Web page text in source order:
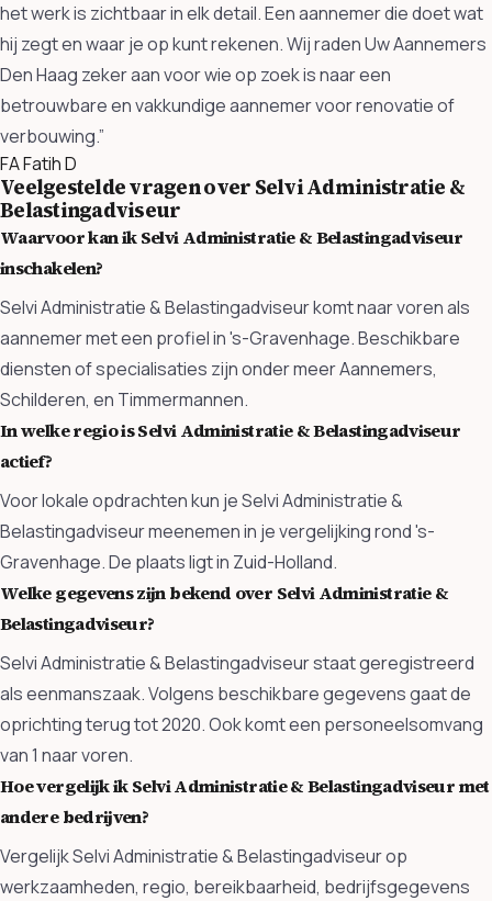
het werk is zichtbaar in elk detail. Een aannemer die doet wat
hij zegt en waar je op kunt rekenen. Wij raden Uw Aannemers
Den Haag zeker aan voor wie op zoek is naar een
betrouwbare en vakkundige aannemer voor renovatie of
verbouwing.”
FAFatih D
Veelgestelde vragen over Selvi Administratie &
Belastingadviseur
Waarvoor kan ik Selvi Administratie & Belastingadviseur
inschakelen?
Selvi Administratie & Belastingadviseur komt naar voren als
aannemer met een profiel in 's-Gravenhage. Beschikbare
diensten of specialisaties zijn onder meer Aannemers,
Schilderen, en Timmermannen.
In welke regio is Selvi Administratie & Belastingadviseur
actief?
Voor lokale opdrachten kun je Selvi Administratie &
Belastingadviseur meenemen in je vergelijking rond 's-
Gravenhage. De plaats ligt in Zuid-Holland.
Welke gegevens zijn bekend over Selvi Administratie &
Belastingadviseur?
Selvi Administratie & Belastingadviseur staat geregistreerd
als eenmanszaak. Volgens beschikbare gegevens gaat de
oprichting terug tot 2020. Ook komt een personeelsomvang
van 1 naar voren.
Hoe vergelijk ik Selvi Administratie & Belastingadviseur met
andere bedrijven?
Vergelijk Selvi Administratie & Belastingadviseur op
werkzaamheden, regio, bereikbaarheid, bedrijfsgegevens